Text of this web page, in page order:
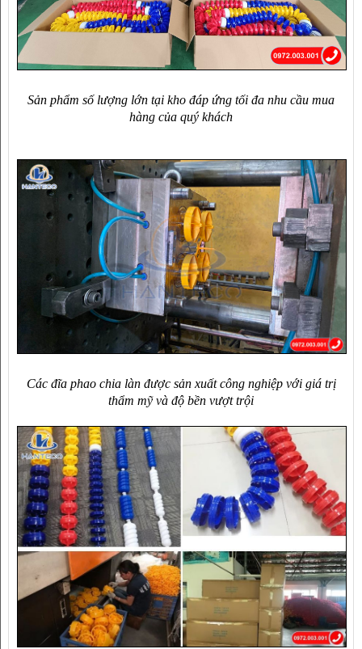
Sản phẩm số lượng lớn tại kho đáp ứng tối đa nhu cầu mua
hàng của quý khách
Các đĩa phao chia làn được sản xuất công nghiệp với giá trị
thẩm mỹ và độ bền vượt trội